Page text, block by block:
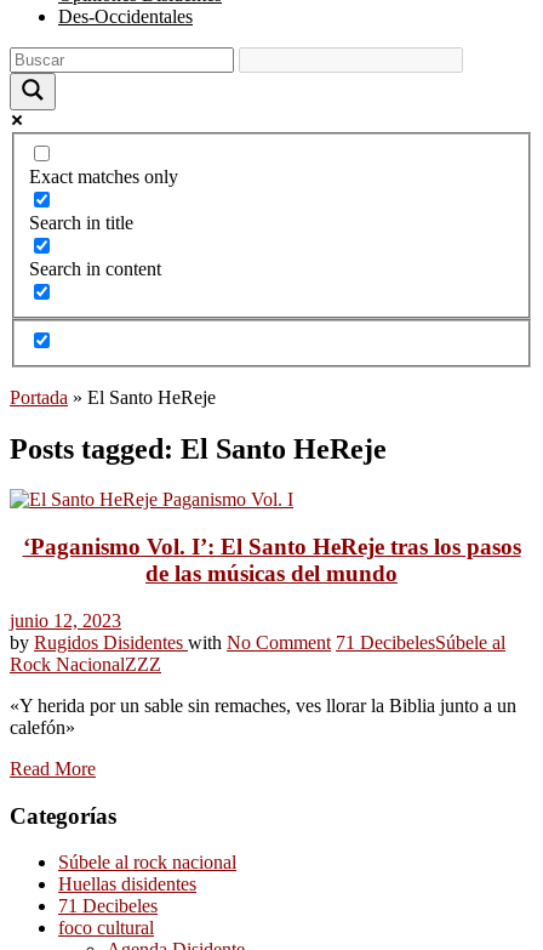
Des-Occidentales
Exact matches only
Search in title
Search in content
Portada » El Santo HeReje
Posts tagged: El Santo HeReje
‘Paganismo Vol. I’: El Santo HeReje tras los pasos
de las músicas del mundo
junio 12, 2023
by Rugidos Disidentes with No Comment 71 DecibelesSúbele al
Rock NacionalZZZ
«Y herida por un sable sin remaches, ves llorar la Biblia junto a un
calefón»
Read More
Categorías
Súbele al rock nacional
Huellas disidentes
71 Decibeles
foco cultural